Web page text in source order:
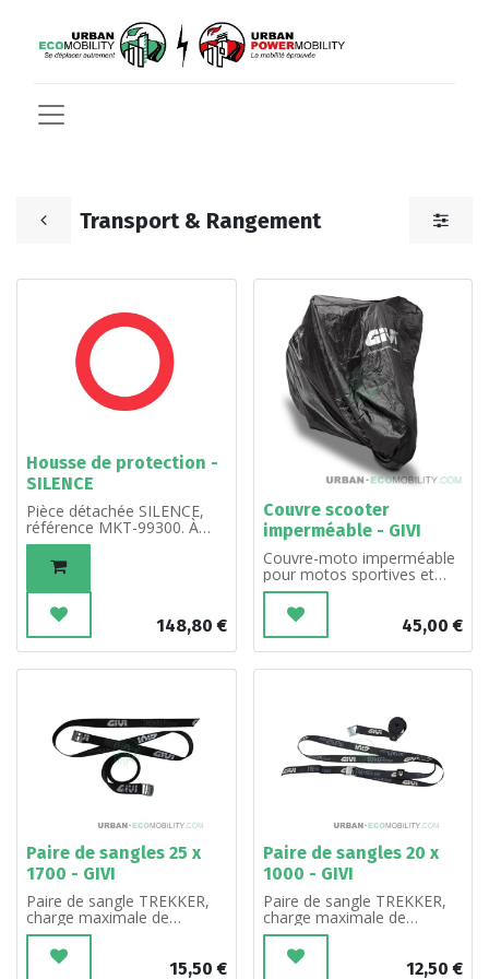
Transport & Rangement
Housse de protection -
SILENCE
Pièce détachée SILENCE,
référence MKT-99300. À
l'unité.
148,80 €
Couvre scooter
imperméable - GIVI
Couvre-moto imperméable
pour motos sportives et
scooters
45,00 €
Paire de sangles 25 x
1700 - GIVI
Paire de sangle TREKKER,
charge maximale de
traction 100 kg
15,50 €
Paire de sangles 20 x
1000 - GIVI
Paire de sangle TREKKER,
charge maximale de
traction 75 kg
12,50 €